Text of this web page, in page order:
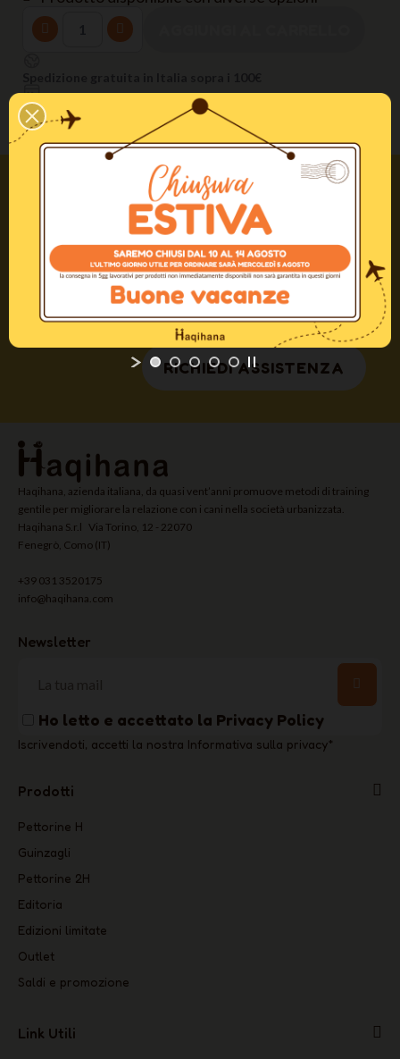
100% Pagamenti Sicuri
Realizzato artigianalmente da Professionisti
Domande? Siamo
sempre qui per
aiutarti.
RICHIEDI ASSISTENZA
Haqihana, azienda italiana, da quasi vent’anni promuove metodi di training
gentile per migliorare la relazione con i cani nella società urbanizzata.
Haqihana S.r.l Via Torino, 12 - 22070
Fenegrò, Como (IT)
+39 031 3520175
info@haqihana.com
Newsletter
Ho letto e accettato la Privacy Policy
Iscrivendoti, accetti la nostra Informativa sulla privacy*
Prodotti
Pettorine H
Guinzagli
Pettorine 2H
Editoria
Edizioni limitate
Outlet
Saldi e promozione
Link Utili